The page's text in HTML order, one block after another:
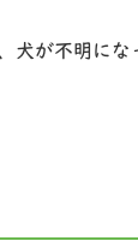
が不明に